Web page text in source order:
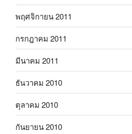
พฤศจิกายน 2011
กรกฎาคม 2011
มีนาคม 2011
ธันวาคม 2010
ตุลาคม 2010
กันยายน 2010